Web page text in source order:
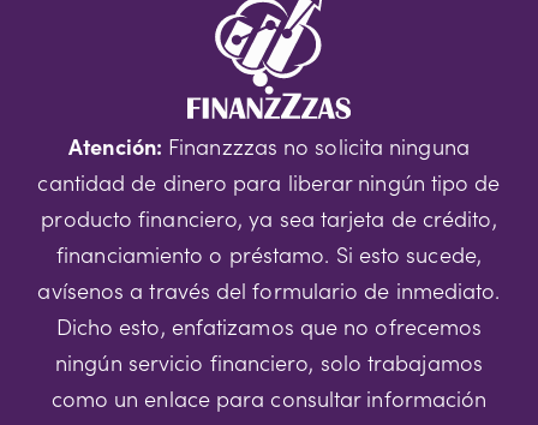
Atención: Finanzzzas no solicita ninguna
cantidad de dinero para liberar ningún tipo de
producto financiero, ya sea tarjeta de crédito,
financiamiento o préstamo. Si esto sucede,
avísenos a través del formulario de inmediato.
Dicho esto, enfatizamos que no ofrecemos
ningún servicio financiero, solo trabajamos
como un enlace para consultar información